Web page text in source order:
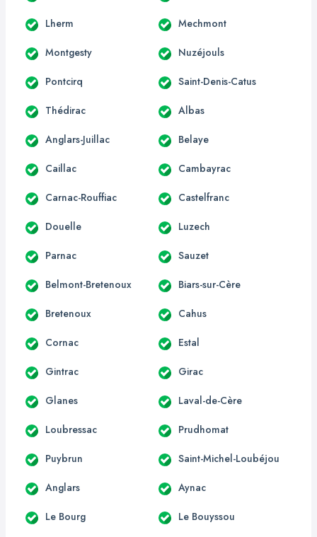
Lherm Mechmont
Montgesty Nuzéjouls
Pontcirq Saint-Denis-Catus
Thédirac Albas
Anglars-Juillac Belaye
Caillac Cambayrac
Carnac-Rouffiac Castelfranc
Douelle Luzech
Parnac Sauzet
Belmont-Bretenoux Biars-sur-Cère
Bretenoux Cahus
Cornac Estal
Gintrac Girac
Glanes Laval-de-Cère
Loubressac Prudhomat
Puybrun Saint-Michel-Loubéjou
Anglars Aynac
Le Bourg Le Bouyssou